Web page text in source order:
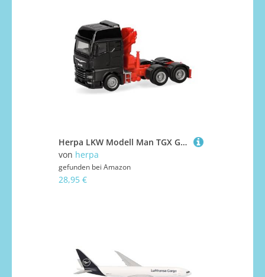
Herpa LKW Modell Man TGX GX Zugmaschine mit Ladekran 3achs (6x4), schwarzg, Miniatur im Maßstab 1:87, Sammlerstück, Made in Germany, Kunststoff
von herpa
gefunden bei Amazon
28,95 €